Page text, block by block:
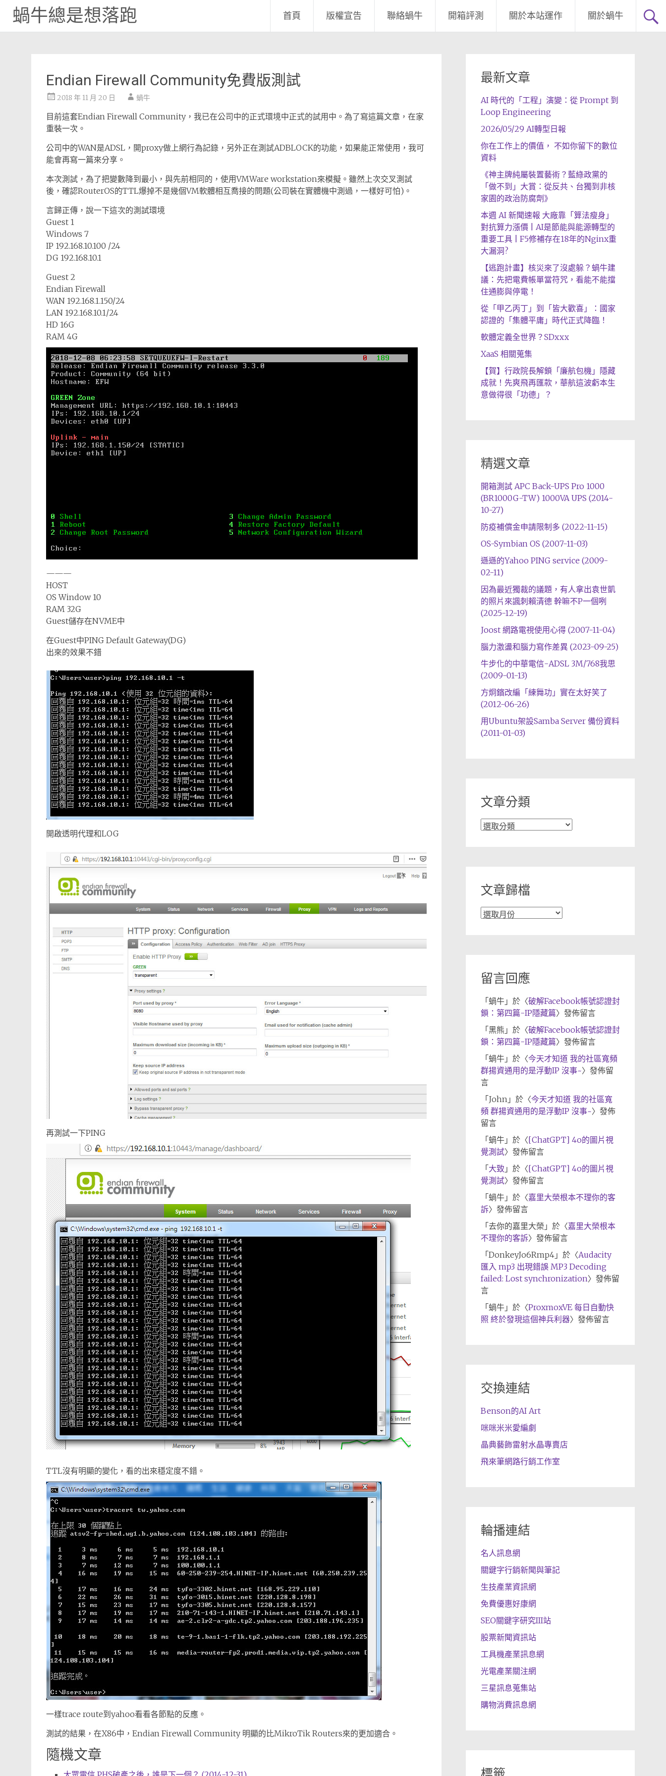
蝸牛總是想落跑 首頁 版權宣告 聯絡蝸牛 開箱評測 關於本站運作 關於蝸牛
Endian Firewall Community免費版測試
2018 年 11 月 20 日 蝸牛
目前這套Endian Firewall Community，我已在公司中的正式環境中正式的試用中。為了寫這篇文章，在家
重裝一次。
公司中的WAN是ADSL，開proxy做上網行為記錄，另外正在測試ADBLOCK的功能，如果能正常使用，我可
能會再寫一篇來分享。
本次測試，為了把變數降到最小，與先前相同的，使用VMWare workstation來模擬。雖然上次交叉測試
後，確認RouterOS的TTL爆掉不是幾個VM軟體相互喬接的問題(公司裝在實體機中測過，一樣好可怕)。
言歸正傳，說一下這次的測試環境
Guest 1
Windows 7
IP 192.168.10.100 /24
DG 192.168.10.1
Guest 2
Endian Firewall
WAN 192.168.1.150/24
LAN 192.168.10.1/24
HD 16G
RAM 4G
———
HOST
OS Window 10
RAM 32G
Guest儲存在NVME中
在Guest中PING Default Gateway(DG)
出來的效果不錯
開啟透明代理和LOG
再測試一下PING
TTL沒有明顯的變化，看的出來穩定度不錯。
一樣trace route到yahoo看看各節點的反應。
測試的結果，在X86中，Endian Firewall Community 明顯的比MikroTik Routers來的更加適合。
隨機文章
最新文章
AI 時代的「工程」演變：從 Prompt 到
Loop Engineering
2026/05/29 AI轉型日報
你在工作上的價值， 不如你留下的數位
資料
《神主牌純屬裝置藝術？藍綠政黨的
「做不到」大賞：從反共、台獨到非核
家園的政治防腐劑》
本週 AI 新聞速報 大廠靠「算法瘦身」
對抗算力漲價 | AI是節能與能源轉型的
重要工具 | F5修補存在18年的Nginx重
大漏洞?
【逃跑計畫】核災來了沒處躲？蝸牛建
議：先把電費帳單當符咒，看能不能擋
住通膨與停電！
從「甲乙丙丁」到「皆大歡喜」：國家
認證的「集體平庸」時代正式降臨！
軟體定義全世界？SDxxx
XaaS 相關蒐集
【賀】行政院長解鎖「廉航包機」隱藏
成就！先爽飛再匯款，華航這波虧本生
意做得很「功德」？
精選文章
開箱測試 APC Back-UPS Pro 1000
(BR1000G-TW) 1000VA UPS (2014-
10-27)
防疫補償金申請限制多 (2022-11-15)
OS-Symbian OS (2007-11-03)
遜遜的Yahoo PING service (2009-
02-11)
因為最近獨裁的議題，有人拿出袁世凱
的照片來諷刺賴清德 幹嘛不P一個咧
(2025-12-19)
Joost 網路電視使用心得 (2007-11-04)
腦力激盪和腦力寫作差異 (2023-09-25)
牛步化的中華電信-ADSL 3M/768我思
(2009-01-13)
方炯鑌改編「練舞功」實在太好笑了
(2012-06-26)
用Ubuntu架設Samba Server 備份資料
(2011-01-03)
文章分類
文
文章歸檔
文
留言回應
「 蝸牛」於〈破解Facebook帳號認證封
鎖：第四篇-IP隱藏篇〉發佈留言
「 黑熊 」於〈破解Facebook帳號認證封
鎖：第四篇-IP隱藏篇〉發佈留言
「 蝸牛」於〈今天才知道 我的社區寬頻
群揚資通用的是浮動IP 沒事~〉發佈留
言
「 John」於〈今天才知道 我的社區寬
頻 群揚資通用的是浮動IP 沒事~〉發佈
留言
「 蝸牛」於〈[ChatGPT] 4o的圖片視
覺測試〉發佈留言
「 大致 」於〈[ChatGPT] 4o的圖片視
覺測試〉發佈留言
「 蝸牛」於〈嘉里大榮根本不理你的客
訴〉發佈留言
「 去你的嘉里大榮 」於〈嘉里大榮根本
不理你的客訴〉發佈留言
「 DonkeyJo6Rmp4」於〈Audacity
匯入 mp3 出現錯誤 MP3 Decoding
failed: Lost synchronization〉發佈留
言
「 蝸牛」於〈ProxmoxVE 每日自動快
照 終於發現這個神兵利器〉發佈留言
交換連結
Benson的AI Art
咪咪米米愛編劇
晶典藝飾雷射水晶專賣店
飛來筆網路行銷工作室
輪播連結
名人訊息網
關鍵字行銷新聞與筆記
生技產業資訊網
免費優惠好康網
SEO關鍵字研究III站
股票新聞資訊站
工具機產業訊息網
光電產業關注網
三星訊息蒐集站
購物消費訊息網